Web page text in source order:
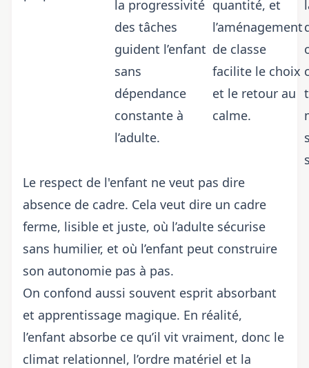
la progressivité
des tâches
guident l’enfant
sans
dépendance
constante à
l’adulte.
quantité, et
l’aménagement
de classe
facilite le choix
et le retour au
calme.
Le respect de l'enfant ne veut pas dire
absence de cadre. Cela veut dire un cadre
ferme, lisible et juste, où l’adulte sécurise
sans humilier, et où l’enfant peut construire
son autonomie pas à pas.
On confond aussi souvent esprit absorbant
et apprentissage magique. En réalité,
l’enfant absorbe ce qu’il vit vraiment, donc le
climat relationnel, l’ordre matériel et la